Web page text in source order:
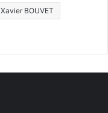
Xavier BOUVET